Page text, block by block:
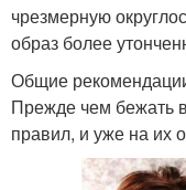
чрезмерную
образ более
Общие
Прежде чем бежать
правил, и уже на их